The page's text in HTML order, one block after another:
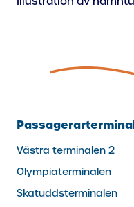
Västra terminalen 2
Olympiaterminalen
Skatuddsterminalen